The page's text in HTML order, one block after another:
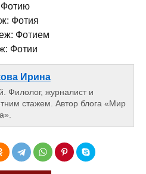
Фотию
Фотия
Фотием
Фотии
Ирина
Филолог, журналист и
стажем. Автор блога «Мир